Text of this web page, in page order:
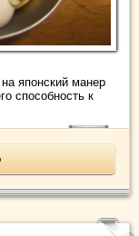
японский манер
способность к